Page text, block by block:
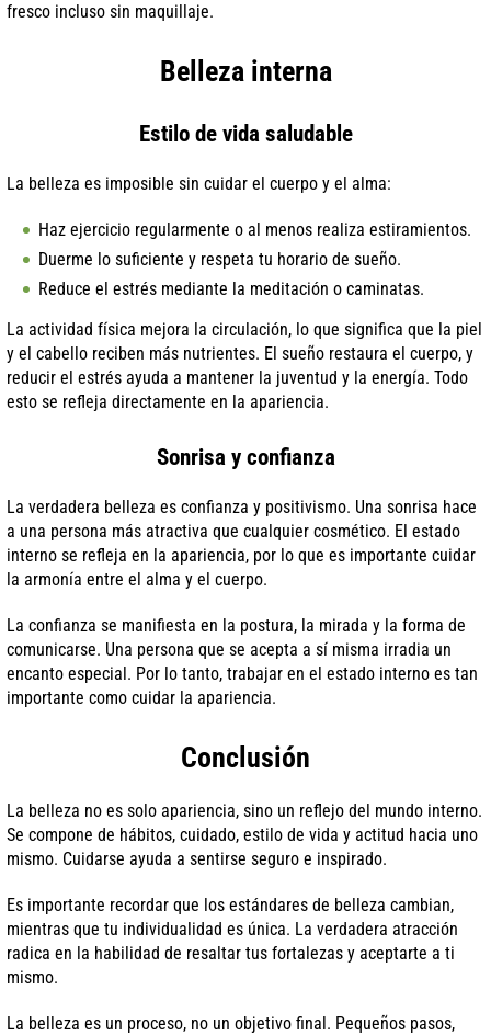
fresco incluso sin maquillaje.
Belleza interna
Estilo de vida saludable
La belleza es imposible sin cuidar el cuerpo y el alma:
Haz ejercicio regularmente o al menos realiza estiramientos.
Duerme lo suficiente y respeta tu horario de sueño.
Reduce el estrés mediante la meditación o caminatas.
La actividad física mejora la circulación, lo que significa que la piel
y el cabello reciben más nutrientes. El sueño restaura el cuerpo, y
reducir el estrés ayuda a mantener la juventud y la energía. Todo
esto se refleja directamente en la apariencia.
Sonrisa y confianza
La verdadera belleza es confianza y positivismo. Una sonrisa hace
a una persona más atractiva que cualquier cosmético. El estado
interno se refleja en la apariencia, por lo que es importante cuidar
la armonía entre el alma y el cuerpo.
La confianza se manifiesta en la postura, la mirada y la forma de
comunicarse. Una persona que se acepta a sí misma irradia un
encanto especial. Por lo tanto, trabajar en el estado interno es tan
importante como cuidar la apariencia.
Conclusión
La belleza no es solo apariencia, sino un reflejo del mundo interno.
Se compone de hábitos, cuidado, estilo de vida y actitud hacia uno
mismo. Cuidarse ayuda a sentirse seguro e inspirado.
Es importante recordar que los estándares de belleza cambian,
mientras que tu individualidad es única. La verdadera atracción
radica en la habilidad de resaltar tus fortalezas y aceptarte a ti
mismo.
La belleza es un proceso, no un objetivo final. Pequeños pasos,